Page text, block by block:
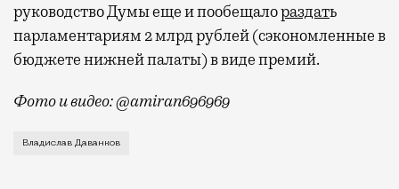
руководство Думы еще и пообещалораздать
парламентариям 2 млрд рублей (сэкономленные в
бюджете нижней палаты) в виде премий.
Фото и видео: @amiran696969
Видео с репликой из интервью народного
Владислав Даванков